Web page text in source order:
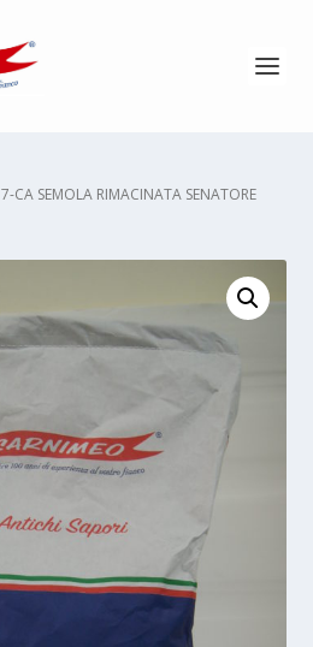
CA SEMOLA RIMACINATA SENATORE